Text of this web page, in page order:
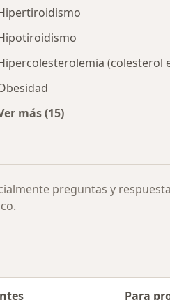
(colesterol
más (15)
preguntas y
Para